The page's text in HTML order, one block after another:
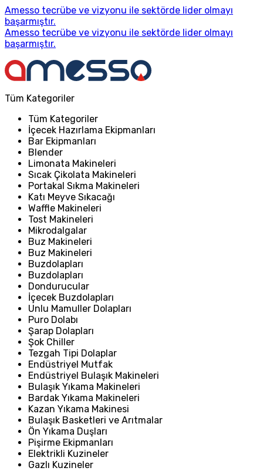
Amesso tecrübe ve vizyonu ile sektörde lider olmayı
başarmıştır.
Amesso tecrübe ve vizyonu ile sektörde lider olmayı
başarmıştır.
Tüm Kategoriler
Tüm Kategoriler
İçecek Hazırlama Ekipmanları
Bar Ekipmanları
Blender
Limonata Makineleri
Sıcak Çikolata Makineleri
Portakal Sıkma Makineleri
Katı Meyve Sıkacağı
Waffle Makineleri
Tost Makineleri
Mikrodalgalar
Buz Makineleri
Buz Makineleri
Buzdolapları
Buzdolapları
Dondurucular
İçecek Buzdolapları
Unlu Mamuller Dolapları
Puro Dolabı
Şarap Dolapları
Şok Chiller
Tezgah Tipi Dolaplar
Endüstriyel Mutfak
Endüstriyel Bulaşık Makineleri
Bulaşık Yıkama Makineleri
Bardak Yıkama Makineleri
Kazan Yıkama Makinesi
Bulaşık Basketleri ve Arıtmalar
Ön Yıkama Duşları
Pişirme Ekipmanları
Elektrikli Kuzineler
Gazlı Kuzineler